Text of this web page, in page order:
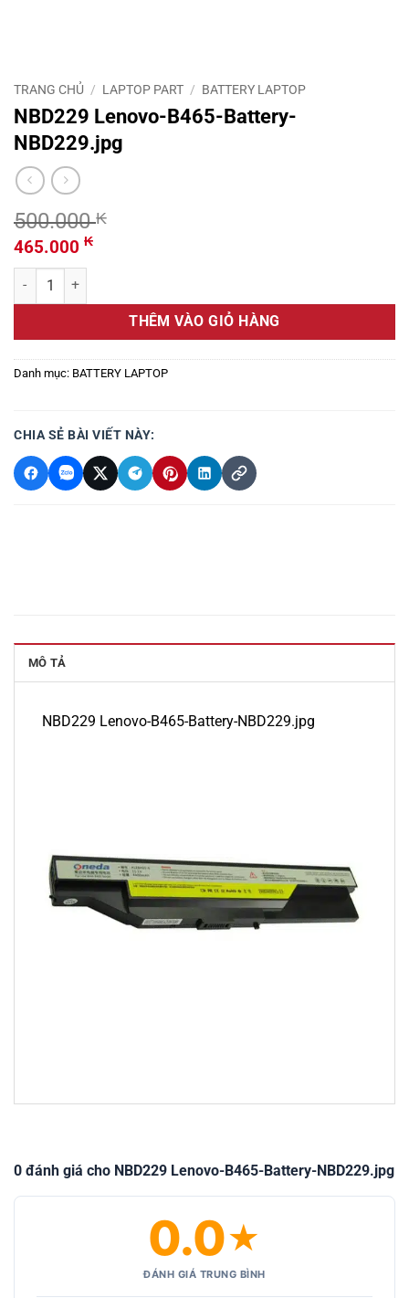
TRANG CHỦ / LAPTOP PART / BATTERY LAPTOP
NBD229 Lenovo-B465-Battery-
NBD229.jpg
500.000₭
Giá
gốc
là:
500.000 ₭.
465.000 ₭Giá
là:
465.000 ₭.
NBD229 Lenovo-B465-Battery-NBD229.jpg số lượng
THÊM VÀO GIỎ HÀNG
Danh mục: BATTERY LAPTOP
CHIA SẺ BÀI VIẾT NÀY:
MÔ TẢ
NBD229 Lenovo-B465-Battery-NBD229.jpg
0 đánh giá cho NBD229 Lenovo-B465-Battery-NBD229.jpg
0.0★
ĐÁNH GIÁ TRUNG BÌNH